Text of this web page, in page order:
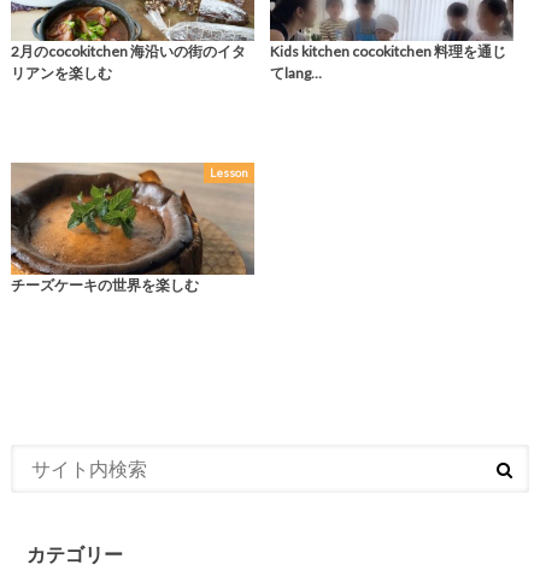
2月のcocokitchen 海沿いの街のイタ
リアンを楽しむ
Kids kitchen cocokitchen 料理を通じ
てlang…
Lesson
チーズケーキの世界を楽しむ
カテゴリー